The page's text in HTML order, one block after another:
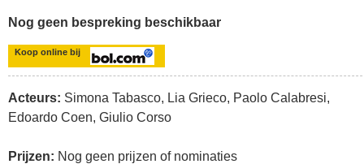
Nog geen bespreking beschikbaar
Koop online bij
Acteurs: Simona Tabasco, Lia Grieco, Paolo Calabresi,
Edoardo Coen, Giulio Corso
Prijzen: Nog geen prijzen of nominaties